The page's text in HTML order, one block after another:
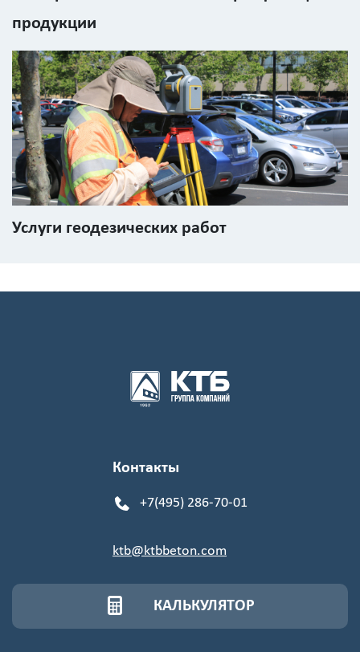
продукции
Услуги геодезических работ
Контакты
+7(495) 286-70-01
ktb@ktbbeton.com
КАЛЬКУЛЯТОР
данных